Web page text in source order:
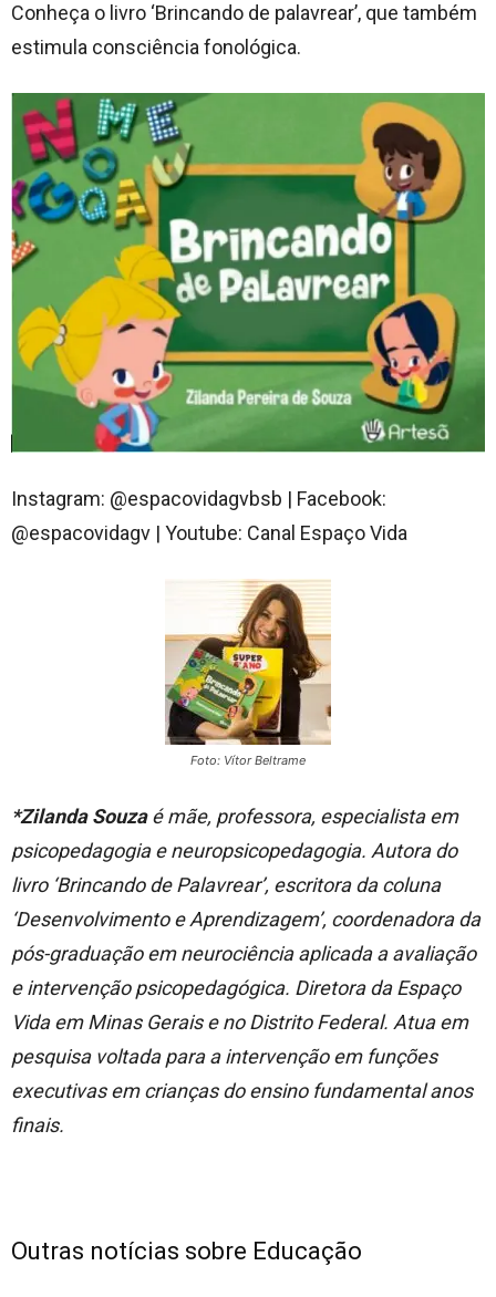
Conheça o livro ‘Brincando de palavrear’, que também
estimula consciência fonológica.
Instagram: @espacovidagvbsb | Facebook:
@espacovidagv | Youtube: Canal Espaço Vida
Foto: Vítor Beltrame
*Zilanda Souzaé mãe, professora, especialista em
psicopedagogia e neuropsicopedagogia. Autora do
livro ‘Brincando de Palavrear’, escritora da coluna
‘Desenvolvimento e Aprendizagem’, coordenadora da
pós-graduação em neurociência aplicada a avaliação
e intervenção psicopedagógica. Diretora da Espaço
Vida em Minas Gerais e no Distrito Federal. Atua em
pesquisa voltada para a intervenção em funções
executivas em crianças do ensino fundamental anos
finais.
Outras notícias sobre Educação